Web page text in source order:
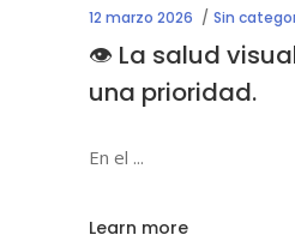
12 marzo 2026 Sin
👁️ La salud
una prioridad.
En el
Learn more